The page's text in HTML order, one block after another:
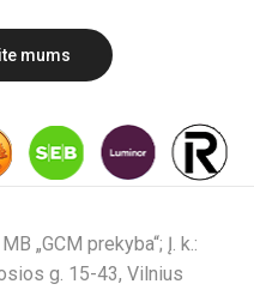
mums
„GCM prekyba“; Į. k.:
g. 15-43, Vilnius